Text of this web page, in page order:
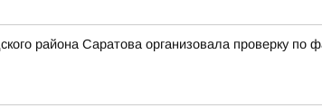
района Саратова организовала проверку по